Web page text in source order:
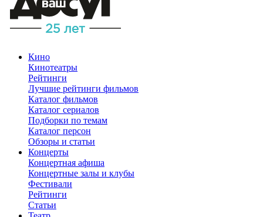
Кино
Кинотеатры
Рейтинги
Лучшие рейтинги фильмов
Каталог фильмов
Каталог сериалов
Подборки по темам
Каталог персон
Обзоры и статьи
Концерты
Концертная афиша
Концертные залы и клубы
Фестивали
Рейтинги
Статьи